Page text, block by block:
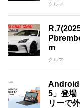
クルマ
m
クルマ
Android
5」登場
リーで